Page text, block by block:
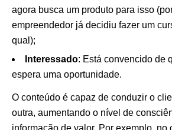
agora busca um produto para isso
empreendedor já decidiu fazer um
qual);
Interessado: Está convencido de
espera uma oportunidade.
O conteúdo é capaz de conduzir o
outra, aumentando o nível de
informação de valor. Por exemplo, no